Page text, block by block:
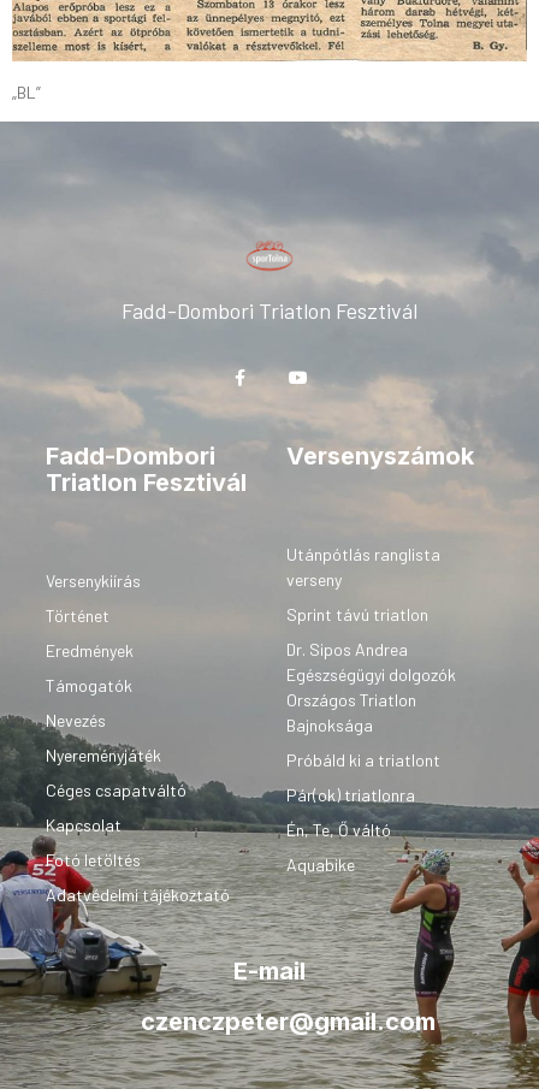
„BL”
Fadd-Dombori Triatlon Fesztivál
Fadd-Dombori
Triatlon Fesztivál
Versenykiírás
Történet
Eredmények
Támogatók
Nevezés
Nyereményjáték
Céges csapatváltó
Kapcsolat
Fotó letöltés
Adatvédelmi tájékoztató
Versenyszámok
Utánpótlás ranglista
verseny
Sprint távú triatlon
Dr. Sipos Andrea
Egészségügyi dolgozók
Országos Triatlon
Bajnoksága
Próbáld ki a triatlont
Pár(ok) triatlonra
Én, Te, Ő váltó
Aquabike
E-mail
czenczpeter@gmail.com